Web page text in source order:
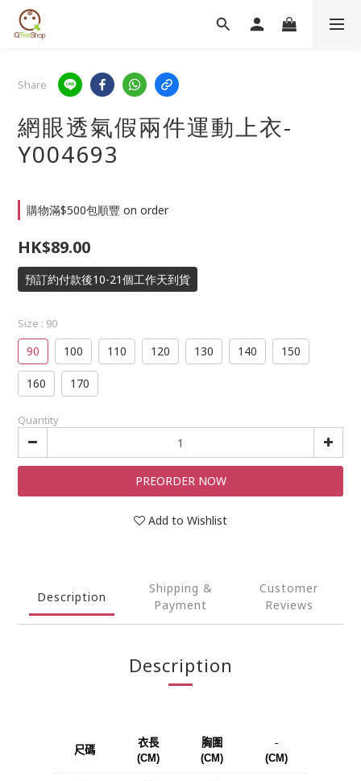
Share
網眼透氣假兩件運動上衣-
Y004693
購物滿$500包順豐 on order
HK$89.00
預訂約付款後10-21個工作天到貨
Size : 90
90 100 110 120 130 140 150
160 170
Quantity
PREORDER NOW
Add to Wishlist
Description
Shipping &
Payment
Customer
Reviews
Description
尺碼
衣長
(CM)
胸圍
(CM)
-
(CM)